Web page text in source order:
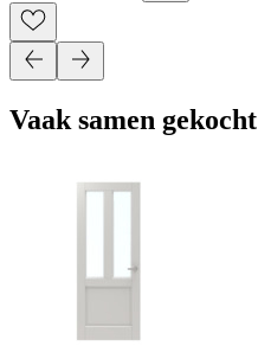
Vaak samen gekocht